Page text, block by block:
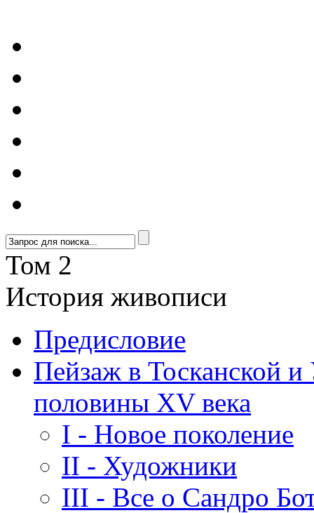
Том 2
История живописи
Предисловие
Пейзаж в Тосканской
половины XV века
I - Новое поколение
II - Художники
III - Все о Сандро